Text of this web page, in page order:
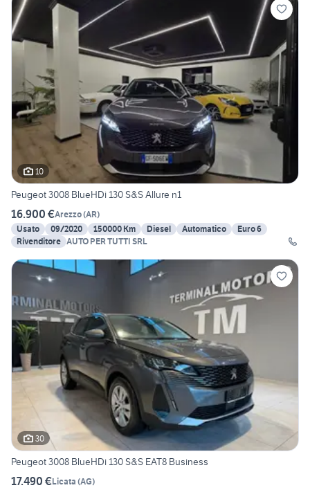
10
Peugeot 3008 BlueHDi 130 S&S Allure n1
16.900 €Arezzo(AR)
Usato
09/2020 150000 Km Diesel Automatico
Euro 6
Rivenditore AUTO PER TUTTI SRL
30
Peugeot 3008 BlueHDi 130 S&S EAT8 Business
17.490 €Licata (AG)